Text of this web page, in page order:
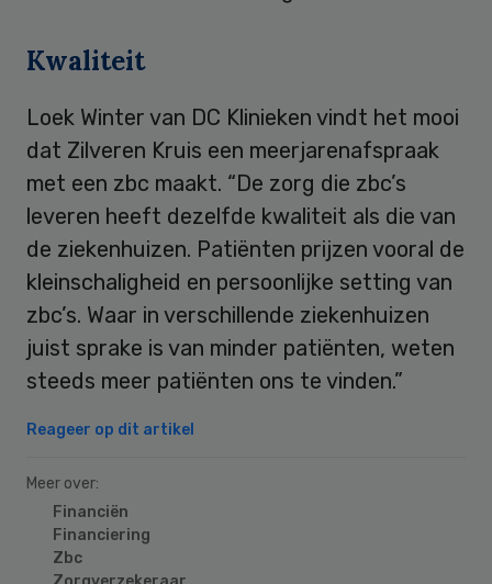
Kwaliteit
Loek Winter van DC Klinieken vindt het mooi
dat Zilveren Kruis een meerjarenafspraak
met een zbc maakt. “De zorg die zbc’s
leveren heeft dezelfde kwaliteit als die van
de ziekenhuizen. Patiënten prijzen vooral de
kleinschaligheid en persoonlijke setting van
zbc’s. Waar in verschillende ziekenhuizen
juist sprake is van minder patiënten, weten
steeds meer patiënten ons te vinden.”
Reageer op dit artikel
Meer over:
Financiën
Financiering
Zbc